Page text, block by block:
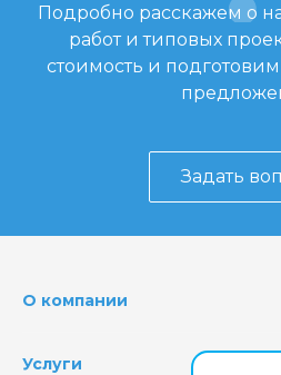
Подробно расскажем о
работ и типовых
стоимость и
Задать
О компании
Услуги